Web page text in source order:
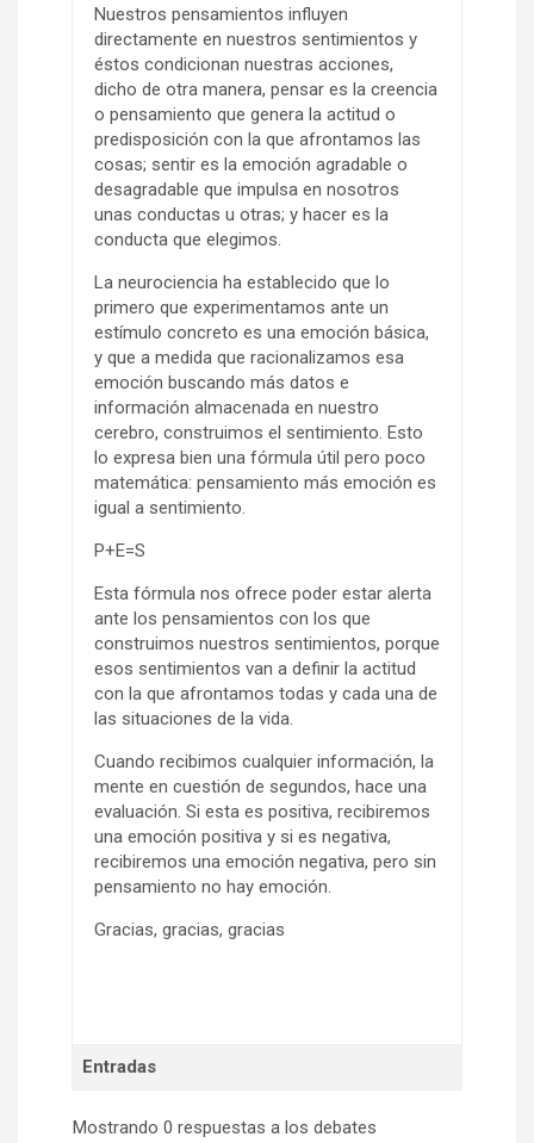
Nuestros pensamientos influyen
directamente en nuestros sentimientos y
éstos condicionan nuestras acciones,
dicho de otra manera, pensar es la creencia
o pensamiento que genera la actitud o
predisposición con la que afrontamos las
cosas; sentir es la emoción agradable o
desagradable que impulsa en nosotros
unas conductas u otras; y hacer es la
conducta que elegimos.
La neurociencia ha establecido que lo
primero que experimentamos ante un
estímulo concreto es una emoción básica,
y que a medida que racionalizamos esa
emoción buscando más datos e
información almacenada en nuestro
cerebro, construimos el sentimiento. Esto
lo expresa bien una fórmula útil pero poco
matemática: pensamiento más emoción es
igual a sentimiento.
P+E=S
Esta fórmula nos ofrece poder estar alerta
ante los pensamientos con los que
construimos nuestros sentimientos, porque
esos sentimientos van a definir la actitud
con la que afrontamos todas y cada una de
las situaciones de la vida.
Cuando recibimos cualquier información, la
mente en cuestión de segundos, hace una
evaluación. Si esta es positiva, recibiremos
una emoción positiva y si es negativa,
recibiremos una emoción negativa, pero sin
pensamiento no hay emoción.
Gracias, gracias, gracias
Entradas
Mostrando 0 respuestas a los debates